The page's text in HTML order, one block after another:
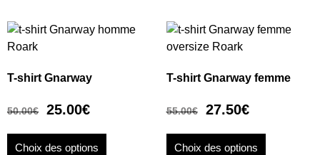
T-shirt Gnarway
50.00€ 25.00€
Choix des options
T-shirt Gnarway femme
55.00€ 27.50€
Choix des options